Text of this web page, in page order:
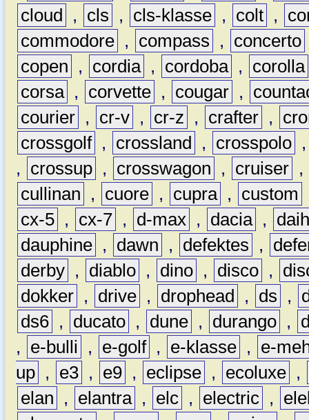
cloud
, cls , cls-klasse , colt ,
commodore , compass , concerto
copen
, cordia , cordoba ,
corolla
corsa , corvette , cougar ,
courier , cr-v , cr-z , crafter ,
crossgolf , crossland , crosspolo
,
crossup , crosswagon , cruiser ,
cullinan
, cuore , cupra , custom
cx-5 , cx-7 , d-max , dacia ,
dauphine , dawn , defektes ,
derby , diablo , dino , disco ,
dokker , drive , drophead , ds ,
ds6 , ducato , dune , durango ,
,
e-bulli , e-golf , e-klasse ,
e-
up , e3 , e9 , eclipse , ecoluxe ,
elan
, elantra , elc , electric ,